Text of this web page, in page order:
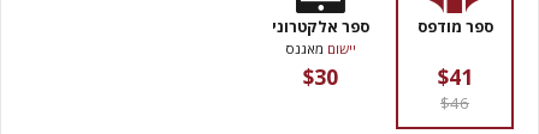
ספר מודפס
$41
$46
ספר אלקטרוני
יישום מאגנס
$30